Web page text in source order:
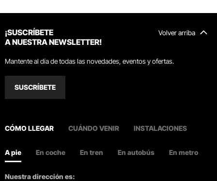
Volver arriba
¡SUSCRÍBETE
A NUESTRA NEWSLETTER!
Mantente al día de todas las novedades, eventos y ofertas.
SUSCRÍBETE
CÓMO LLEGAR CUÁNDO VENIR INSTALACIONES
A pie En coche En tren En autobús En metro
Nuestra dirección es: